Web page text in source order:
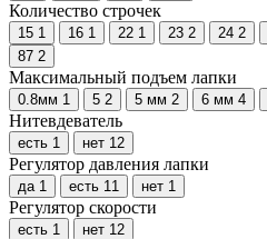
Количество строчек
15 1 16 1 22 1 23 2 24 2
87 2
Максимальный подъем лапки
0.8мм 1 5 2 5 мм 2 6 мм 4
Нитевдеватель
есть 1 нет 12
Регулятор давления лапки
да 1 есть 11 нет 1
Регулятор скорости
есть 1 нет 12